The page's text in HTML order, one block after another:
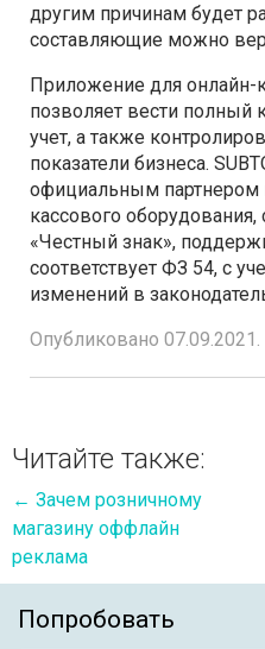
другим причинам будет
составляющие можно
Приложение для онлайн-
позволяет вести полный
учет, а также
показатели бизнеса.
официальным партнером
кассового
«Честный знак»,
соответствует ФЗ 54, с
изменений в
Опубликовано 07.09.2021.
Читайте также:
← Зачем розничному
магазину оффлайн
реклама
Попробовать